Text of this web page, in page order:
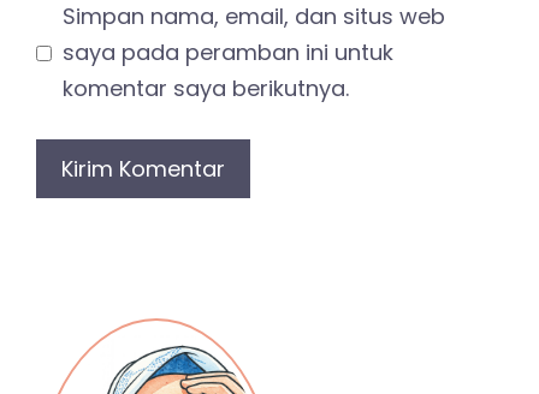
Simpan nama, email, dan situs web
saya pada peramban ini untuk
komentar saya berikutnya.